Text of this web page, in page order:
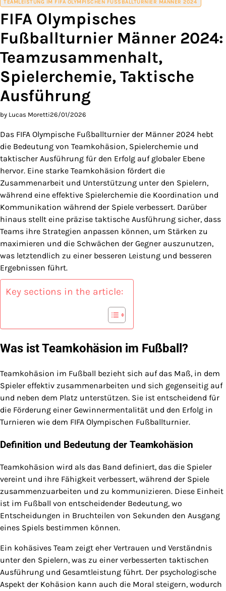
TEAMLEISTUNG IM FIFA OLYMPISCHEN FUSSBALLTURNIER MÄNNER 2024
FIFA Olympisches
Fußballturnier Männer 2024:
Teamzusammenhalt,
Spielerchemie, Taktische
Ausführung
by Lucas Moretti26/01/2026
Das FIFA Olympische Fußballturnier der Männer 2024 hebt
die Bedeutung von Teamkohäsion, Spielerchemie und
taktischer Ausführung für den Erfolg auf globaler Ebene
hervor. Eine starke Teamkohäsion fördert die
Zusammenarbeit und Unterstützung unter den Spielern,
während eine effektive Spielerchemie die Koordination und
Kommunikation während der Spiele verbessert. Darüber
hinaus stellt eine präzise taktische Ausführung sicher, dass
Teams ihre Strategien anpassen können, um Stärken zu
maximieren und die Schwächen der Gegner auszunutzen,
was letztendlich zu einer besseren Leistung und besseren
Ergebnissen führt.
Key sections in the article:
Was ist Teamkohäsion im Fußball?
Teamkohäsion im Fußball bezieht sich auf das Maß, in dem
Spieler effektiv zusammenarbeiten und sich gegenseitig auf
und neben dem Platz unterstützen. Sie ist entscheidend für
die Förderung einer Gewinnermentalität und den Erfolg in
Turnieren wie dem FIFA Olympischen Fußballturnier.
Definition und Bedeutung der Teamkohäsion
Teamkohäsion wird als das Band definiert, das die Spieler
vereint und ihre Fähigkeit verbessert, während der Spiele
zusammenzuarbeiten und zu kommunizieren. Diese Einheit
ist im Fußball von entscheidender Bedeutung, wo
Entscheidungen in Bruchteilen von Sekunden den Ausgang
eines Spiels bestimmen können.
Ein kohäsives Team zeigt eher Vertrauen und Verständnis
unter den Spielern, was zu einer verbesserten taktischen
Ausführung und Gesamtleistung führt. Der psychologische
Aspekt der Kohäsion kann auch die Moral steigern, wodurch